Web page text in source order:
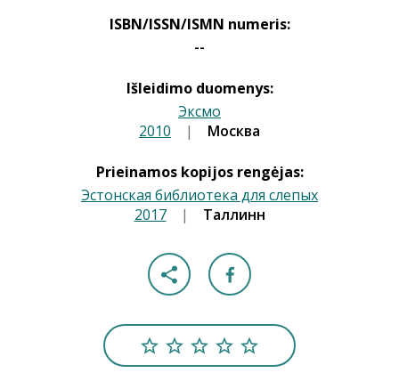
ISBN/ISSN/ISMN numeris:
--
Išleidimo duomenys:
Эксмо
2010 | Москва
Prieinamos kopijos rengėjas:
Эстонская библиотека для слепых
2017 | Таллинн